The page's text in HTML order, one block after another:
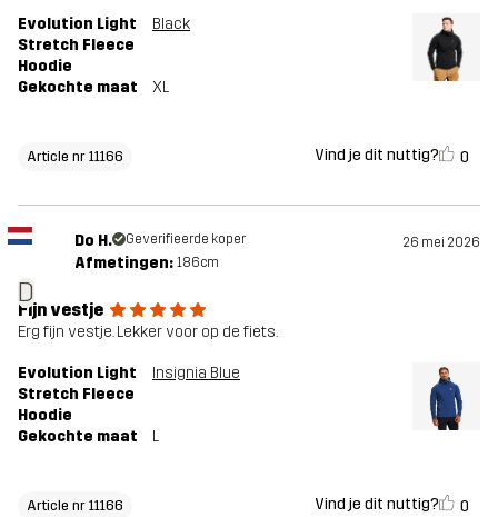
Evolution Light
Stretch Fleece
Hoodie
Black
Gekochte maat XL
Article nr 11166 Vind je dit nuttig? 0
D
Do H. Geverifieerde koper 26 mei 2026
Afmetingen: 186cm
Fijn vestje
Erg fijn vestje. Lekker voor op de fiets.
Evolution Light
Stretch Fleece
Hoodie
Insignia Blue
Gekochte maat L
Article nr 11166 Vind je dit nuttig? 0